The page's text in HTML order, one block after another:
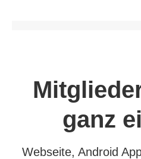
ganz
Webseite, Android